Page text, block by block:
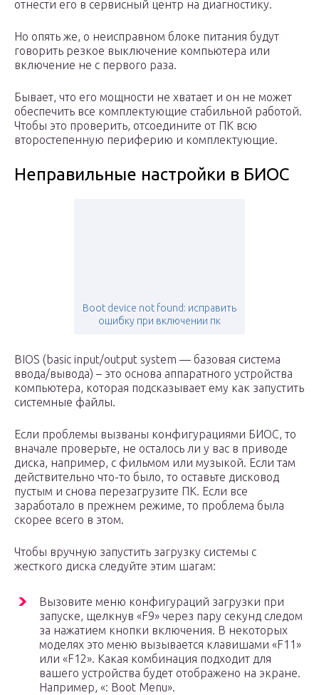
отнести его в сервисный центр на диагностику.
Но опять же, о неисправном блоке питания будут
говорить резкое выключение компьютера или
включение не с первого раза.
Бывает, что его мощности не хватает и он не может
обеспечить все комплектующие стабильной работой.
Чтобы это проверить, отсоедините от ПК всю
второстепенную периферию и комплектующие.
Неправильные настройки в БИОС
Boot device not found: исправить
ошибку при включении пк
BIOS (basic input/output system — базовая система
ввода/вывода) – это основа аппаратного устройства
компьютера, которая подсказывает ему как запустить
системные файлы.
Если проблемы вызваны конфигурациями БИОС, то
вначале проверьте, не осталось ли у вас в приводе
диска, например, с фильмом или музыкой. Если там
действительно что-то было, то оставьте дисковод
пустым и снова перезагрузите ПК. Если все
заработало в прежнем режиме, то проблема была
скорее всего в этом.
Чтобы вручную запустить загрузку системы с
жесткого диска следуйте этим шагам:
Вызовите меню конфигураций загрузки при
запуске, щелкнув «F9» через пару секунд следом
за нажатием кнопки включения. В некоторых
моделях это меню вызывается клавишами «F11»
или «F12». Какая комбинация подходит для
вашего устройства будет отображено на экране.
Например, «: Boot Menu».